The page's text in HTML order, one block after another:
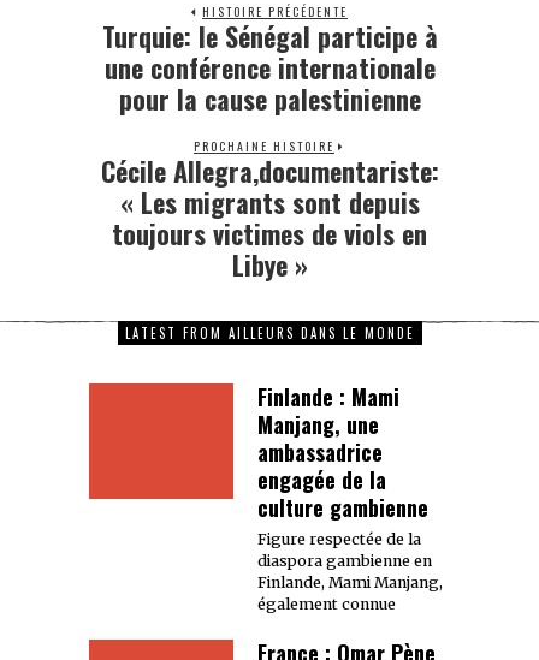
HISTOIRE PRÉCÉDENTE
Turquie: le Sénégal participe à
une conférence internationale
pour la cause palestinienne
PROCHAINE HISTOIRE
Cécile Allegra,documentariste:
« Les migrants sont depuis
toujours victimes de viols en
Libye »
LATEST FROM AILLEURS DANS LE MONDE
Finlande : Mami
Manjang, une
ambassadrice
engagée de la
culture gambienne
Figure respectée de la
diaspora gambienne en
Finlande, Mami Manjang,
également connue
France : Omar Pène